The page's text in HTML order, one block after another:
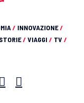
/ INNOVAZIONE/
STORIE/ VIAGGI / TV /